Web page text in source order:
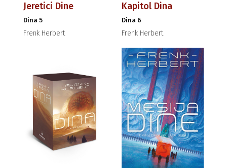
Jeretici Dine
Dina 5
Frenk Herbert
Kapitol Dina
Dina 6
Frenk Herbert